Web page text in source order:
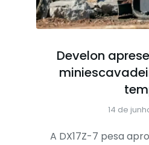
Develon
14 de
A DX17Z-7 pesa